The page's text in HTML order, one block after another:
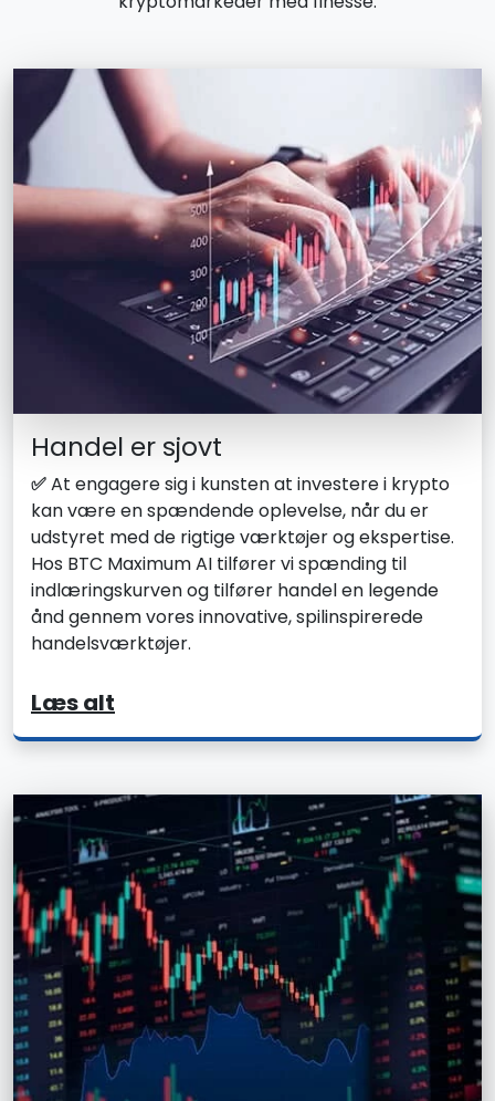
Handel er sjovt
✅At engagere sig i kunsten at investere i krypto
kan være en spændende oplevelse, når du er
udstyret med de rigtige værktøjer og ekspertise.
Hos BTC Maximum AI tilfører vi spænding til
indlæringskurven og tilfører handel en legende
ånd gennem vores innovative, spilinspirerede
handelsværktøjer.
Læs alt